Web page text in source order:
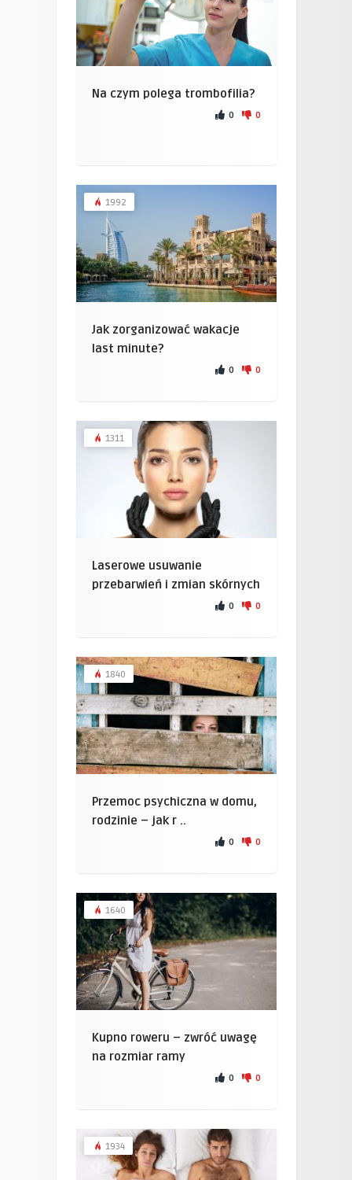
Na czym polega trombofilia?
0 0
1992
Jak zorganizować wakacje
last minute?
0 0
1311
Laserowe usuwanie
przebarwień i zmian skórnych
0 0
1840
Przemoc psychiczna w domu,
rodzinie – jak r ..
0 0
1640
Kupno roweru – zwróć uwagę
na rozmiar ramy
0 0
1934